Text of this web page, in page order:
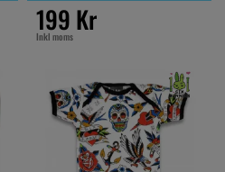
199 Kr
Inkl moms